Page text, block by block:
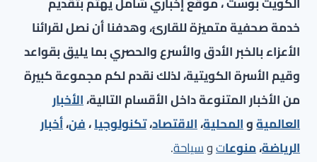
خدمة صحفية متميزة للقارئ، وهدفنا أن نصل لقرائنا
الأعزاء بالخبر الأدق والأسرع والحصري بما يليق بقواعد
وقيم الأسرة الكويتية، لذلك نقدم لكم مجموعة كبيرة
من الأخبار المتنوعة داخل الأقسام التالية،الأخبار
العالميةوالمحلية،الاقتصاد،تكنولوجيا،فن،أخبار
الرياضة،منوعاتوسياحة.